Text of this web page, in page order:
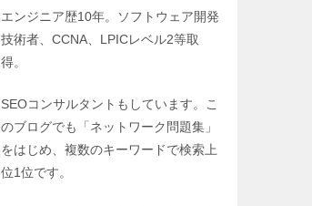
エンジニア歴10年。ソフトウェア開発
技術者、CCNA、LPICレベル2等取
得。
SEOコンサルタントもしています。こ
のブログでも「ネットワーク問題集」
をはじめ、複数のキーワードで検索上
位1位です。